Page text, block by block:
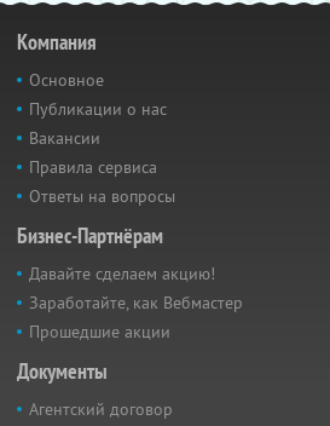
Компания
Основное
Публикации о нас
Вакансии
Правила сервиса
Ответы на вопросы
Бизнес-Партнёрам
Давайте сделаем акцию!
Заработайте, как Вебмастер
Прошедшие акции
Документы
Агентский договор